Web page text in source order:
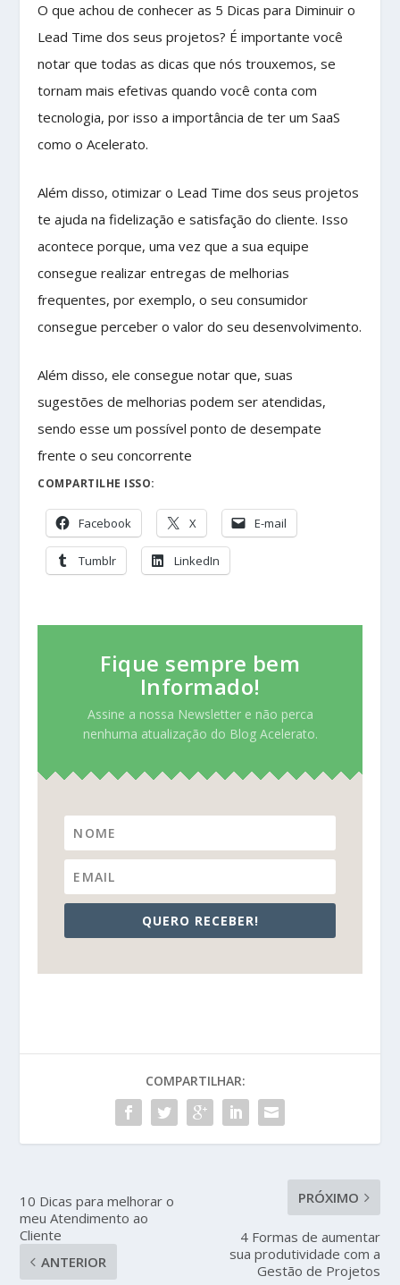
O que achou de conhecer as 5 Dicas para Diminuir o
Lead Time dos seus projetos? É importante você
notar que todas as dicas que nós trouxemos, se
tornam mais efetivas quando você conta com
tecnologia, por isso a importância de ter um SaaS
como o Acelerato.
Além disso, otimizar o Lead Time dos seus projetos
te ajuda na fidelização e satisfação do cliente. Isso
acontece porque, uma vez que a sua equipe
consegue realizar entregas de melhorias
frequentes, por exemplo, o seu consumidor
consegue perceber o valor do seu desenvolvimento.
Além disso, ele consegue notar que, suas
sugestões de melhorias podem ser atendidas,
sendo esse um possível ponto de desempate
frente o seu concorrente
COMPARTILHE ISSO:
Facebook X E-mail
Tumblr LinkedIn
Fique sempre bem
Informado!
Assine a nossa Newsletter e não perca
nenhuma atualização do Blog Acelerato.
QUERO RECEBER!
COMPARTILHAR:
10 Dicas para melhorar o
meu Atendimento ao
Cliente
ANTERIOR
PRÓXIMO
4 Formas de aumentar
sua produtividade com a
Gestão de Projetos